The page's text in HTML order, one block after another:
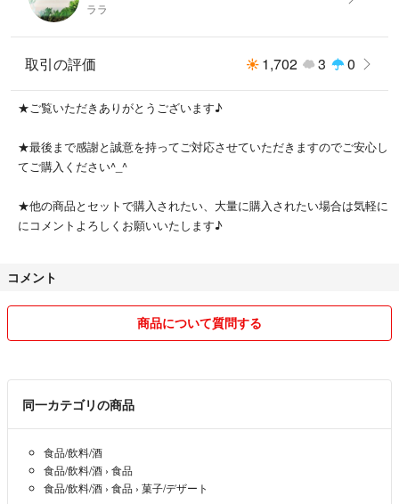
ララ
取引の評価 1,702 3 0
★ご覧いただきありがとうございます♪
★最後まで感謝と誠意を持ってご対応させていただきますのでご安心し
てご購入ください^⁠_⁠^
★他の商品とセットで購入されたい、大量に購入されたい場合は気軽に
にコメントよろしくお願いいたします♪
コメント
商品について質問する
同一カテゴリの商品
食品/飲料/酒
食品/飲料/酒 › 食品
食品/飲料/酒 › 食品 › 菓子/デザート